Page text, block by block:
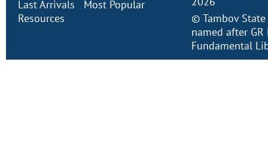
Last Arrivals
Most Popular
Resources
© Tambov
named after
Fundamental